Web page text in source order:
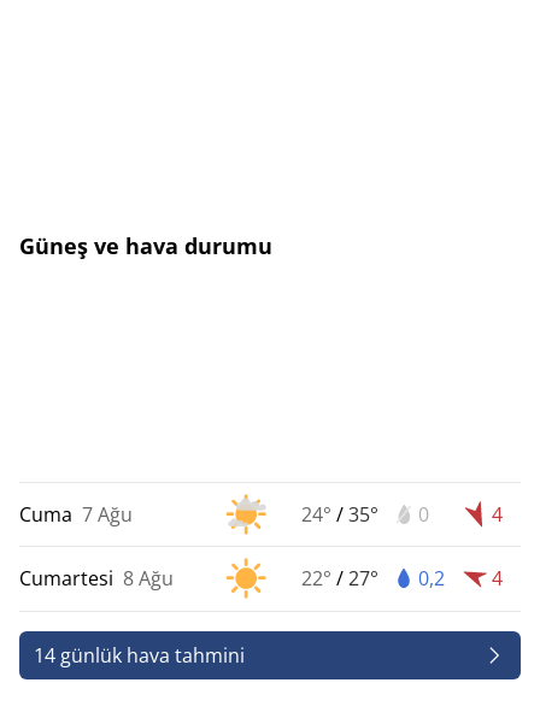
Güneş ve hava durumu
Cuma 7 Ağu 24° /35° 0 4
Cumartesi 8 Ağu 22° /27° 0,2 4
14 günlük hava tahmini